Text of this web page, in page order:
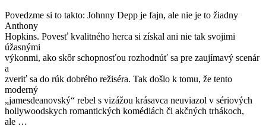
Povedzme si to takto: Johnny Depp je fajn, ale nie je to žiadny
Anthony
Hopkins. Povesť kvalitného herca si získal ani nie tak svojimi
úžasnými
výkonmi, ako skôr schopnosťou rozhodnúť sa pre zaujímavý scenár
a
zveriť sa do rúk dobrého režiséra. Tak došlo k tomu, že tento
moderný
„jamesdeanovský“ rebel s vizážou krásavca neuviazol v sériových
hollywoodskych romantických komédiách či akčných trhákoch,
ale …